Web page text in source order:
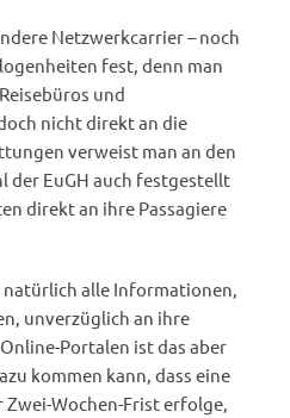
Netzwerkcarrier – noch
fest, denn man
und
nicht direkt an die
verweist man an den
der EuGH auch festgestellt
direkt an ihre Passagiere
natürlich alle Informationen,
unverzüglich an ihre
Portalen ist das aber
kommen kann, dass eine
Zwei-Wochen-Frist erfolge,